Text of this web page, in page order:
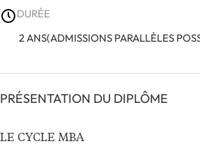
DURÉE
2 ANS(ADMISSIONS PARALLÈLES
PRÉSENTATION DU DIPLÔME
LE CYCLE MBA